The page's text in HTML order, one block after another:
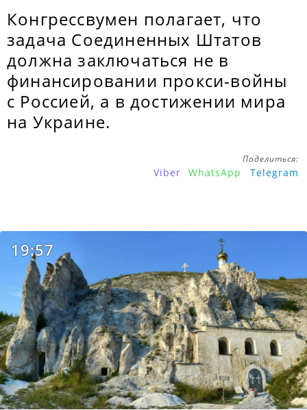
Конгрессвумен полагает, что
задача Соединенных Штатов
должна заключаться не в
финансировании прокси-войны
с Россией, а в достижении мира
на Украине.
Поделиться:
Viber WhatsApp Telegram
19:57